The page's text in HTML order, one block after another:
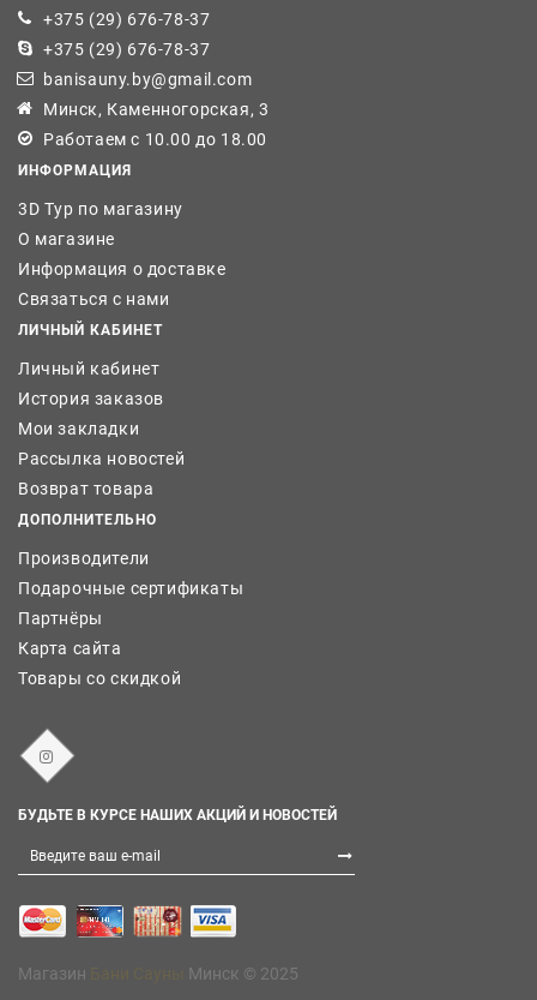
+375 (29) 676-78-37
+375 (29) 676-78-37
banisauny.by@gmail.com
Минск, Каменногорская, 3
Работаем с 10.00 до 18.00
ИНФОРМАЦИЯ
3D Тур по магазину
О магазине
Информация о доставке
Связаться с нами
ЛИЧНЫЙ КАБИНЕТ
Личный кабинет
История заказов
Мои закладки
Рассылка новостей
Возврат товара
ДОПОЛНИТЕЛЬНО
Производители
Подарочные сертификаты
Партнёры
Карта сайта
Товары со скидкой
БУДЬТЕ В КУРСЕ НАШИХ АКЦИЙ И НОВОСТЕЙ
Магазин Минск © 2025